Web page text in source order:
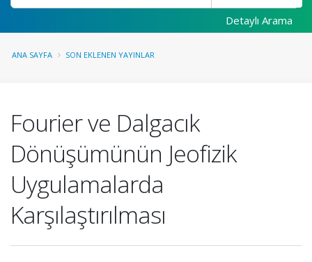
Detaylı Arama
ANA SAYFA SON EKLENEN YAYINLAR
Fourier ve Dalgacık
Dönüşümünün Jeofizik
Uygulamalarda
Karşılaştırılması